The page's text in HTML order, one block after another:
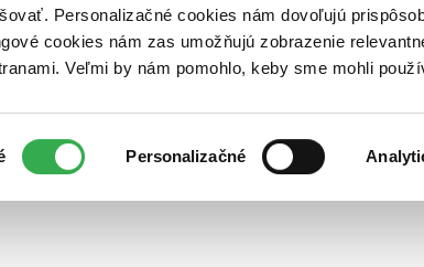
Personalizačné cookies nám dovoľujú
cookies nám zas umožňujú zobrazenie
Veľmi by nám pomohlo, keby sme mohli
Personalizačné